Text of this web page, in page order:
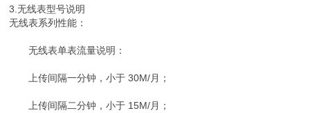
3.无线表型号说明
无线表系列性能：
无线表单表流量说明：
上传间隔一分钟，小于 30M/月；
上传间隔二分钟，小于 15M/月；